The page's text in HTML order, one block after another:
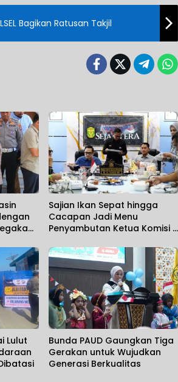
Bagikan Ratusan Takjil
Sajian Ikan Sepat hingga
Cacapan Jadi Menu
Penyambutan Ketua Komisi II
Lulut
Bunda PAUD Gaungkan Tiga
Gerakan untuk Wujudkan
Generasi Berkualitas